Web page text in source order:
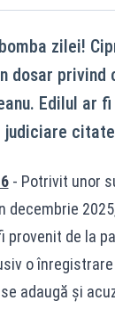
zilei!
dosar privind
Edilul ar
judiciare
- Potrivit unor
decembrie
provenit de la
o
adaugă și